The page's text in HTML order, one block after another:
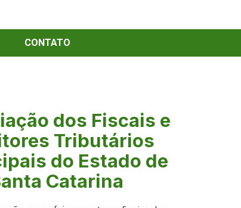
CONTATO
dos Fiscais e
Tributários
do Estado de
Catarina